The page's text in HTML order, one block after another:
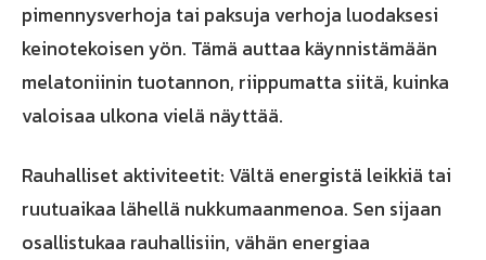
pimennysverhoja tai paksuja verhoja luodaksesi
keinotekoisen yön. Tämä auttaa käynnistämään
melatoniinin tuotannon, riippumatta siitä, kuinka
valoisaa ulkona vielä näyttää.
Rauhalliset aktiviteetit: Vältä energistä leikkiä tai
ruutuaikaa lähellä nukkumaanmenoa. Sen sijaan
osallistukaa rauhallisiin, vähän energiaa